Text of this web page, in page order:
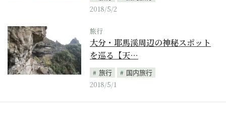
2018/5/2
旅行
大分・耶馬溪周辺の神秘スポット
を巡る【天…
旅行
国内旅行
2018/5/1